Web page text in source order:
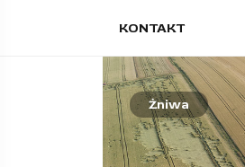
KONTAKT
Szkoła
Stanisław